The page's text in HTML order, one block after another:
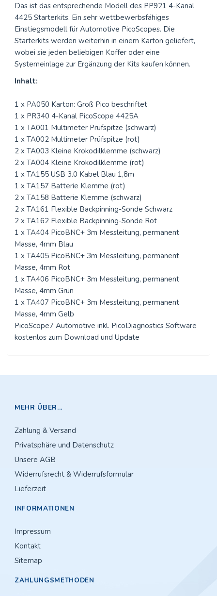
Das ist das entsprechende Modell des PP921 4-Kanal
4425 Starterkits. Ein sehr wettbewerbsfähiges
Einstiegsmodell für Automotive PicoScopes. Die
Starterkits werden weiterhin in einem Karton geliefert,
wobei sie jeden beliebigen Koffer oder eine
Systemeinlage zur Ergänzung der Kits kaufen können.
Inhalt:
1 x PA050 Karton: Groß Pico beschriftet
1 x PR340 4-Kanal PicoScope 4425A
1 x TA001 Multimeter Prüfspitze (schwarz)
1 x TA002 Multimeter Prüfspitze (rot)
2 x TA003 Kleine Krokodilklemme (schwarz)
2 x TA004 Kleine Krokodilklemme (rot)
1 x TA155 USB 3.0 Kabel Blau 1,8m
1 x TA157 Batterie Klemme (rot)
2 x TA158 Batterie Klemme (schwarz)
2 x TA161 Flexible Backpinning-Sonde Schwarz
2 x TA162 Flexible Backpinning-Sonde Rot
1 x TA404 PicoBNC+ 3m Messleitung, permanent
Masse, 4mm Blau
1 x TA405 PicoBNC+ 3m Messleitung, permanent
Masse, 4mm Rot
1 x TA406 PicoBNC+ 3m Messleitung, permanent
Masse, 4mm Grün
1 x TA407 PicoBNC+ 3m Messleitung, permanent
Masse, 4mm Gelb
PicoScope7 Automotive inkl. PicoDiagnostics Software
kostenlos zum Download und Update
MEHR ÜBER...
Zahlung & Versand
Privatsphäre und Datenschutz
Unsere AGB
Widerrufsrecht & Widerrufsformular
Lieferzeit
INFORMATIONEN
Impressum
Kontakt
Sitemap
ZAHLUNGSMETHODEN